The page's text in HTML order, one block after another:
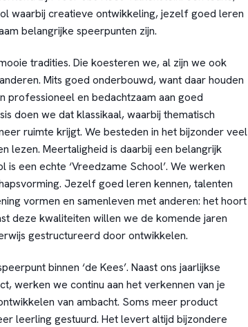
waarbij creatieve ontwikkeling, jezelf goed leren
belangrijke speerpunten zijn.
tradities. Die koesteren we, al zijn we ook
Mits goed onderbouwd, want daar houden
professioneel en bedachtzaam aan goed
doen we dat klassikaal, waarbij thematisch
ruimte krijgt. We besteden in het bijzonder veel
lezen. Meertaligheid is daarbij een belangrijk
is een echte ‘Vreedzame School’. We werken
Jezelf goed leren kennen, talenten
vormen en samenleven met anderen: het hoort
deze kwaliteiten willen we de komende jaren
gestructureerd door ontwikkelen.
binnen ‘de Kees’. Naast ons jaarlijkse
werken we continu aan het verkennen van je
van ambacht. Soms meer product
leerling gestuurd. Het levert altijd bijzondere